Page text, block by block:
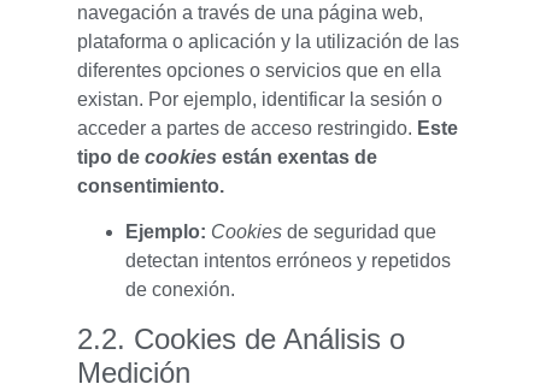
navegación a través de una página web,
plataforma o aplicación y la utilización de las
diferentes opciones o servicios que en ella
existan. Por ejemplo, identificar la sesión o
acceder a partes de acceso restringido. Este
tipo de cookies están exentas de
consentimiento.
Ejemplo: Cookies de seguridad que
detectan intentos erróneos y repetidos
de conexión.
2.2. Cookies de Análisis o
Medición